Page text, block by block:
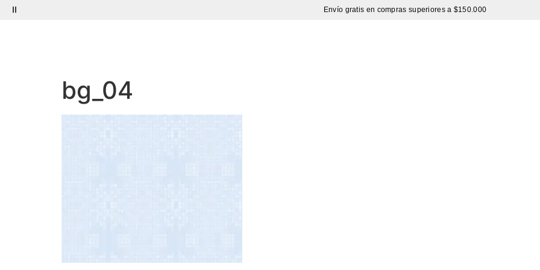
Envío gratis en compras superiores a $150.000
bg_04